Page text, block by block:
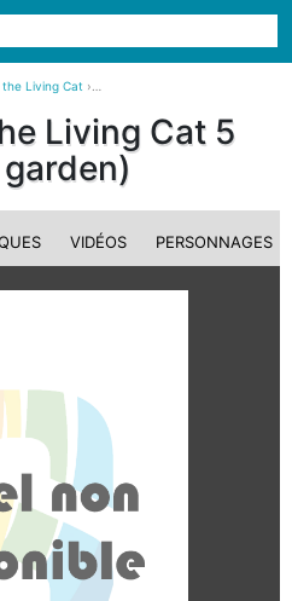
Living Cat ›
Living Cat 5
VIDÉOS PERSONNAGES